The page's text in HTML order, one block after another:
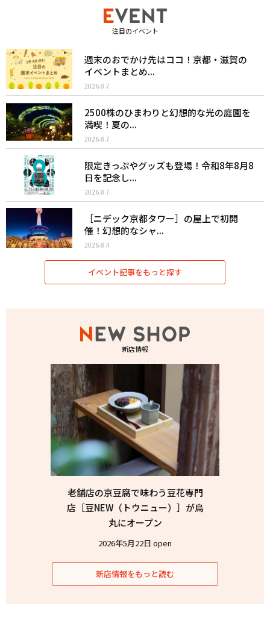
注目のイベント
週末のおでかけ先はココ！京都・滋賀の
イベントまとめ...
2026.8.7
2500株のひまわりと幻想的な光の庭園を
満喫！夏の...
2026.8.7
限定きっぷやグッズも登場！令和8年8月8
日を記念し...
2026.8.7
［ニデック京都タワー］の屋上で初開
催！幻想的なシャ...
2026.8.4
イベント記事をもっと探す
新店情報
老舗店の京豆腐で味わう豆花専門
店［豆NEW（トウニュー）］が烏
丸にオープン
2026年5月22日 open
新店情報をもっと読む